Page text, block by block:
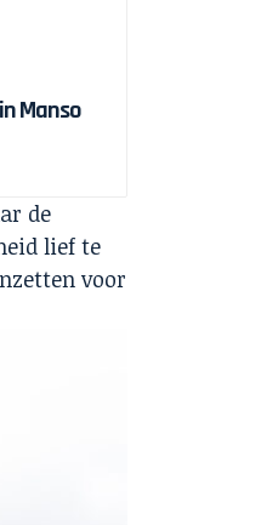
Manso
de
lief te
voor